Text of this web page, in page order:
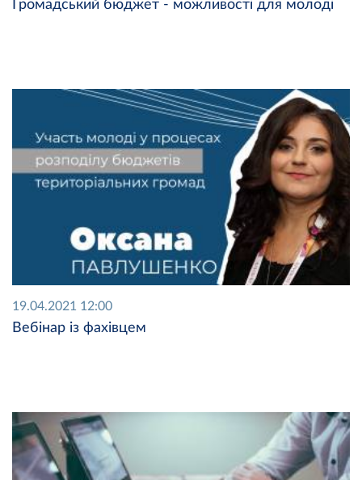
Громадський бюджет - можливості для молоді
19.04.2021 12:00
Вебінар із фахівцем